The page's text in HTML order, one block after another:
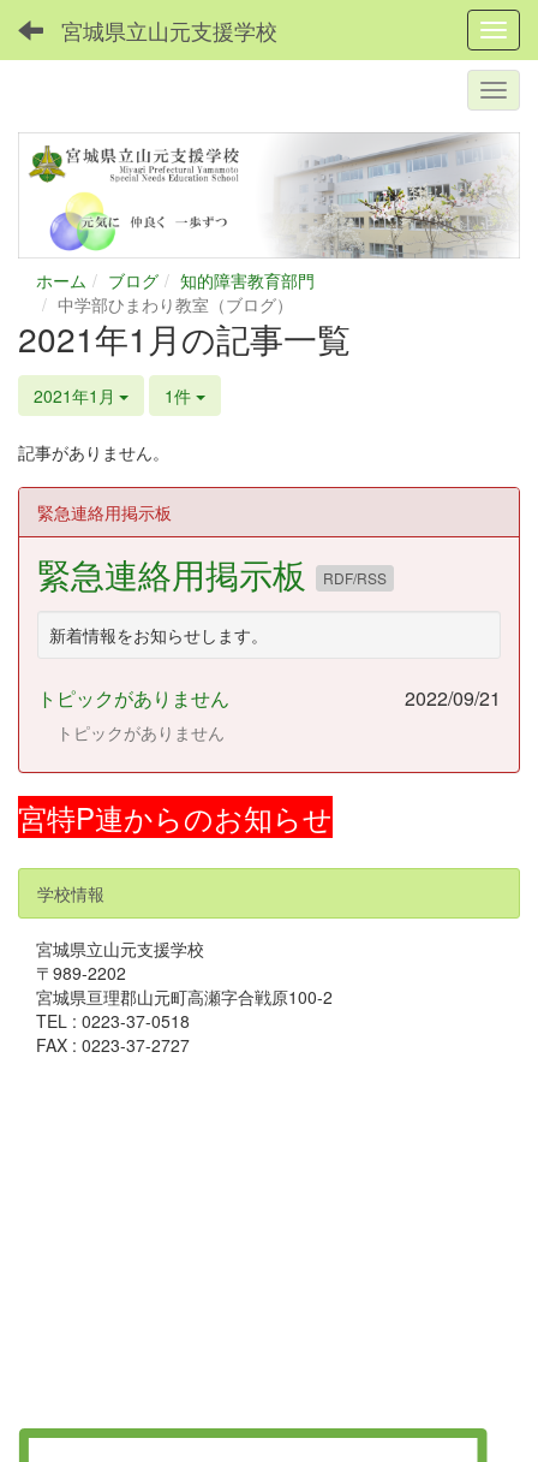
宮城県立山元支援学校
ホーム ブログ
知的障害教育部門
中学部ひまわり教室（ブログ）
2021年1月の記事一覧
2021年1月 1件
記事がありません。
緊急連絡用掲示板
緊急連絡用掲示板 RDF/RSS
新着情報をお知らせします。
トピックがありません 2022/09/21
トピックがありません
宮特P連からのお知らせ
学校情報
宮城県立山元支援学校
〒989-2202
宮城県亘理郡山元町高瀬字合戦原100-2
TEL : 0223-37-0518
FAX : 0223-37-2727